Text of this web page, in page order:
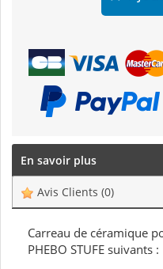
En savoir plus
Avis Clients (0)
Carreau de céramique
PHEBO STUFE suivants :